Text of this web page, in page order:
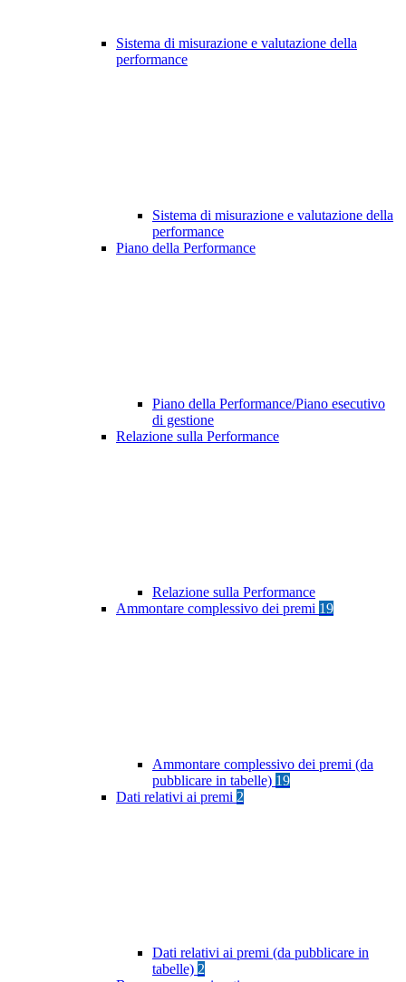
Sistema di misurazione e valutazione della
performance
Sistema di misurazione e valutazione della
performance
Piano della Performance
Piano della Performance/Piano esecutivo
di gestione
Relazione sulla Performance
Relazione sulla Performance
Ammontare complessivo dei premi 19
Ammontare complessivo dei premi (da
pubblicare in tabelle) 19
Dati relativi ai premi 2
Dati relativi ai premi (da pubblicare in
tabelle) 2